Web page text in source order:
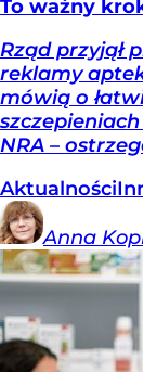
To ważny
Rząd przyjął
reklamy
mówią o
NRA –
Aktualności
Anna